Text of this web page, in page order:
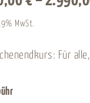
MwSt.
Für